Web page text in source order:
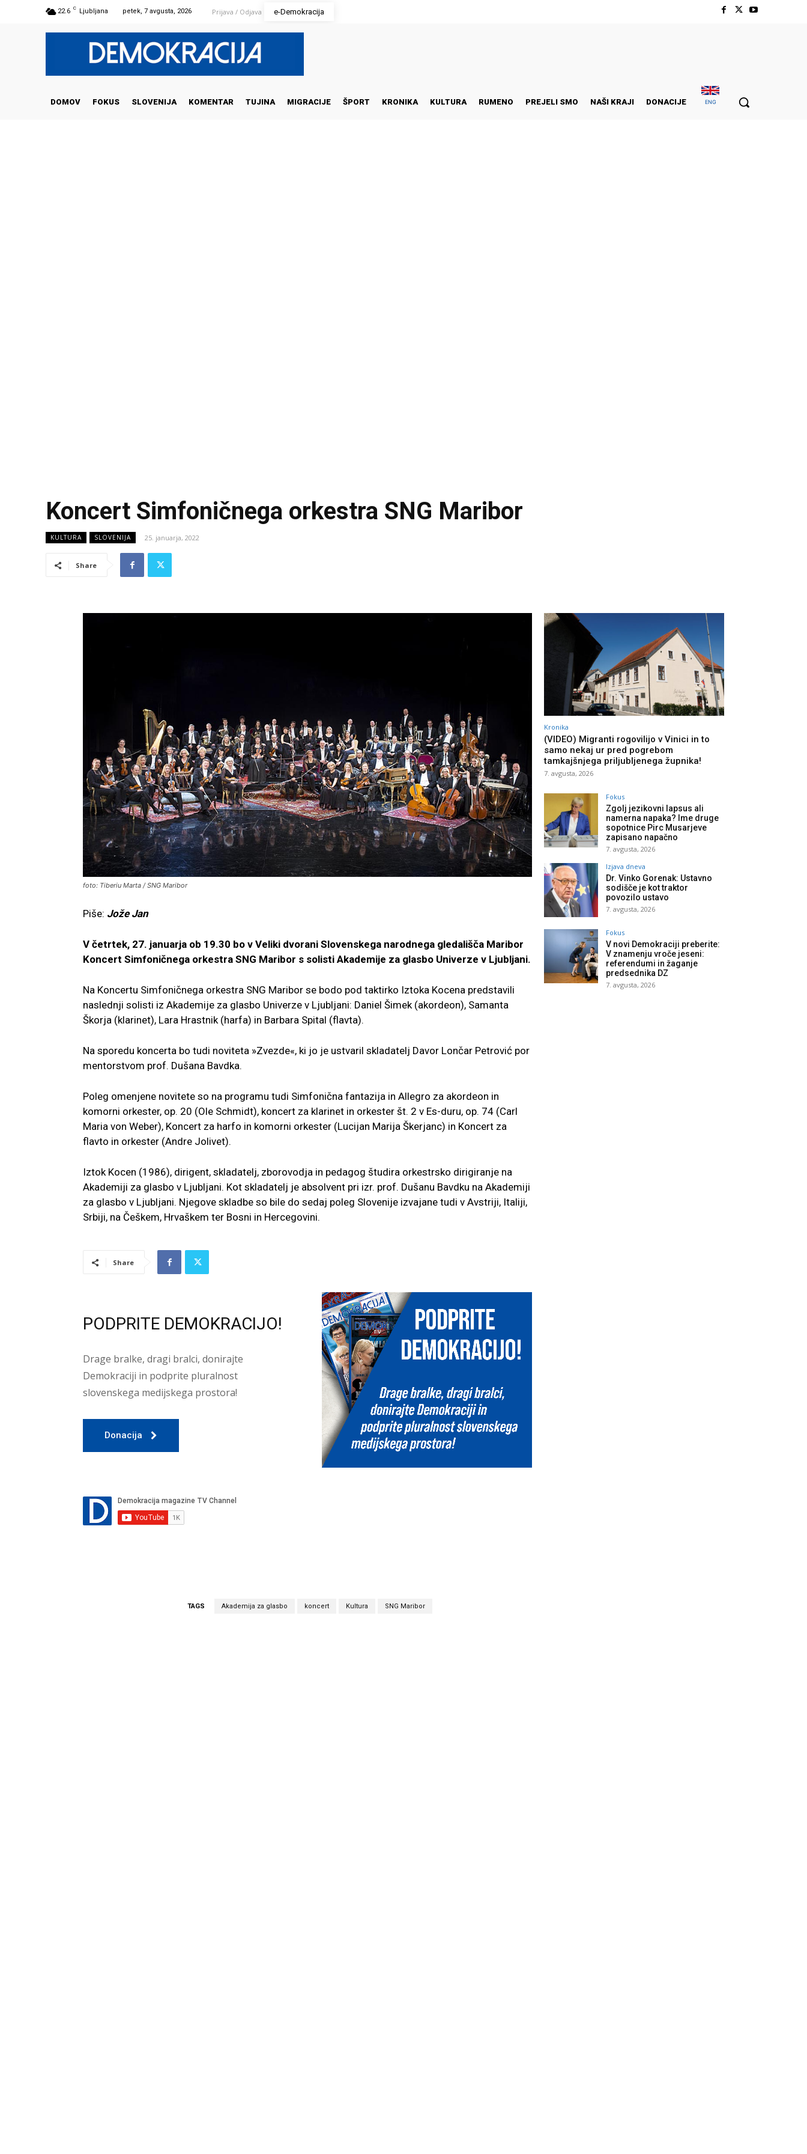
22.6 C Ljubljana petek, 7 avgusta, 2026 Prijava / Odjava e-Demokracija
DOMOV FOKUS SLOVENIJA KOMENTAR TUJINA MIGRACIJE ŠPORT KRONIKA KULTURA RUMENO PREJELI SMO NAŠI KRAJI DONACIJE ENG
Koncert Simfoničnega orkestra SNG Maribor
KULTURA SLOVENIJA 25. januarja, 2022
Share
foto: Tiberiu Marta / SNG Maribor
Piše: Jože Jan
V četrtek, 27. januarja ob 19.30 bo v Veliki dvorani Slovenskega narodnega gledališča Maribor
Koncert Simfoničnega orkestra SNG Maribor s solisti Akademije za glasbo Univerze v Ljubljani.
Na Koncertu Simfoničnega orkestra SNG Maribor se bodo pod taktirko Iztoka Kocena predstavili
naslednji solisti iz Akademije za glasbo Univerze v Ljubljani: Daniel Šimek (akordeon), Samanta
Škorja (klarinet), Lara Hrastnik (harfa) in Barbara Spital (flavta).
Na sporedu koncerta bo tudi noviteta »Zvezde«, ki jo je ustvaril skladatelj Davor Lončar Petrović por
mentorstvom prof. Dušana Bavdka.
Poleg omenjene novitete so na programu tudi Simfonična fantazija in Allegro za akordeon in
komorni orkester, op. 20 (Ole Schmidt), koncert za klarinet in orkester št. 2 v Es-duru, op. 74 (Carl
Maria von Weber), Koncert za harfo in komorni orkester (Lucijan Marija Škerjanc) in Koncert za
flavto in orkester (Andre Jolivet).
Iztok Kocen (1986), dirigent, skladatelj, zborovodja in pedagog študira orkestrsko dirigiranje na
Akademiji za glasbo v Ljubljani. Kot skladatelj je absolvent pri izr. prof. Dušanu Bavdku na Akademiji
za glasbo v Ljubljani. Njegove skladbe so bile do sedaj poleg Slovenije izvajane tudi v Avstriji, Italiji,
Srbiji, na Češkem, Hrvaškem ter Bosni in Hercegovini.
Share
PODPRITE DEMOKRACIJO!
Drage bralke, dragi bralci, donirajte
Demokraciji in podprite pluralnost
slovenskega medijskega prostora!
Donacija
TAGS Akademija za glasbo koncert Kultura SNG Maribor
Kronika
(VIDEO) Migranti rogovilijo v Vinici in to
samo nekaj ur pred pogrebom
tamkajšnjega priljubljenega župnika!
7. avgusta, 2026
Fokus
Zgolj jezikovni lapsus ali
namerna napaka? Ime druge
sopotnice Pirc Musarjeve
zapisano napačno
7. avgusta, 2026
Izjava dneva
Dr. Vinko Gorenak: Ustavno
sodišče je kot traktor
povozilo ustavo
7. avgusta, 2026
Fokus
V novi Demokraciji preberite:
V znamenju vroče jeseni:
referendumi in žaganje
predsednika DZ
7. avgusta, 2026